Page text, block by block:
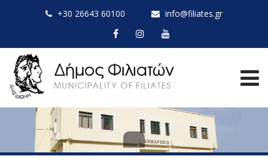
+30 26643 60100 info@filiates.gr